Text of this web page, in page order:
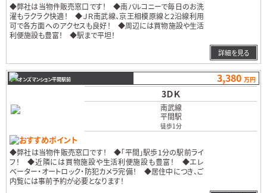
詳細を見る
◆弊社は当物件販売窓口です！ ◆南バルコニーで毎日のお洗
濯もラクラク快適！ ◆ＪＲ南武線、京王相模原線と2沿線利用
可で各方面へのアクセスも良好！ ◆周辺には買物施設や生活
利便施設も豊富！ ◆駅まで平坦！
ライオンズマンション平間駅前 3,380 万円
3ＤＫ
南武線
平間駅
徒歩1分
おすすめポイント
◆弊社は当物件販売窓口です！ ◆「平間」駅歩1分の駅前ライ
フ！ ◆近隣には買物施設や生活利便施設も豊富！ ◆エレ
ベーター・オートロック・防犯カメラ完備！ ◆居住中につき、ご
内覧には事前予約が必要となります！